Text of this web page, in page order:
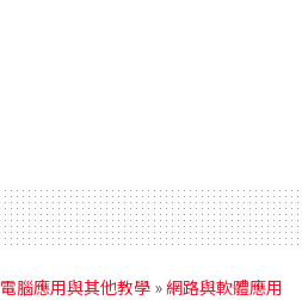
電腦應用與其他教學 » 網路與軟體應用